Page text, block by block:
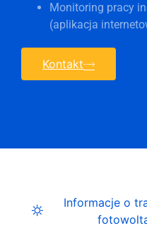
Monitoring pracy
(aplikacja
Kontakt
Informacje o